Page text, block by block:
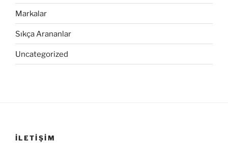
Markalar
Sıkça Arananlar
Uncategorized
İLETIŞIM